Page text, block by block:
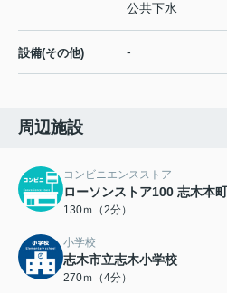
公共下水
設備(その他) -
周辺施設
コンビニエンスストア
ローソンストア100 志木本
130ｍ（2分）
小学校
志木市立志木小学校
270ｍ（4分）